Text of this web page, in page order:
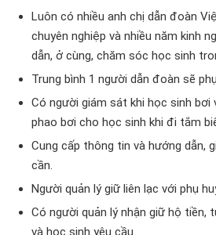
Luôn có nhiều anh chị dẫn đoàn
chuyên nghiệp và nhiều năm kinh
dẫn, ở cùng, chăm sóc học sinh
Trung bình 1 người dẫn đoàn sẽ
Có người giám sát khi học sinh bơi
phao bơi cho học sinh khi đi tắm
Cung cấp thông tin và hướng dẫn,
cần.
Người quản lý giữ liên lạc với phụ
Có người quản lý nhận giữ hộ tiền,
và học sinh yêu cầu.